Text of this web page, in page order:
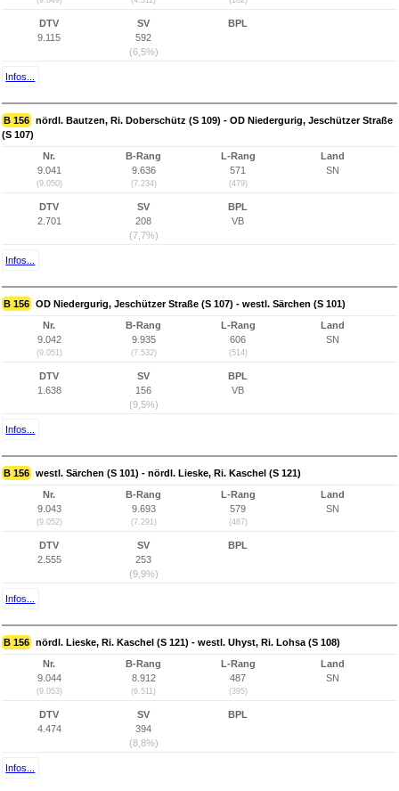
DTV
9.115
SV
592
(6,5%)
BPL
Infos...
B 156 nördl. Bautzen, Ri. Doberschütz (S 109) - OD Niedergurig, Jeschützer Straße
(S 107)
Nr.
9.041
(9.050)
B-Rang
9.636
(7.234)
L-Rang
571
(479)
Land
SN
DTV
2.701
SV
208
(7,7%)
BPL
VB
Infos...
B 156 OD Niedergurig, Jeschützer Straße (S 107) - westl. Särchen (S 101)
Nr.
9.042
(9.051)
B-Rang
9.935
(7.532)
L-Rang
606
(514)
Land
SN
DTV
1.638
SV
156
(9,5%)
BPL
VB
Infos...
B 156 westl. Särchen (S 101) - nördl. Lieske, Ri. Kaschel (S 121)
Nr.
9.043
(9.052)
B-Rang
9.693
(7.291)
L-Rang
579
(487)
Land
SN
DTV
2.555
SV
253
(9,9%)
BPL
Infos...
B 156 nördl. Lieske, Ri. Kaschel (S 121) - westl. Uhyst, Ri. Lohsa (S 108)
Nr.
9.044
(9.053)
B-Rang
8.912
(6.511)
L-Rang
487
(395)
Land
SN
DTV
4.474
SV
394
(8,8%)
BPL
Infos...